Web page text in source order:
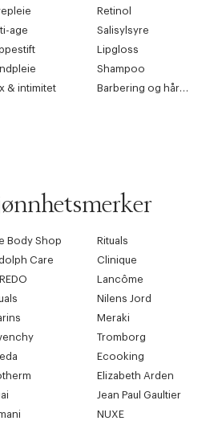
Retinol
age
Salisylsyre
Lipgloss
Shampoo
& intimitet Barbering og hårfjerning
Body Shop
Rituals
Care
Clinique
Lancôme
Nilens Jord
Meraki
Tromborg
Ecooking
Elizabeth Arden
Jean Paul Gaultier
NUXE